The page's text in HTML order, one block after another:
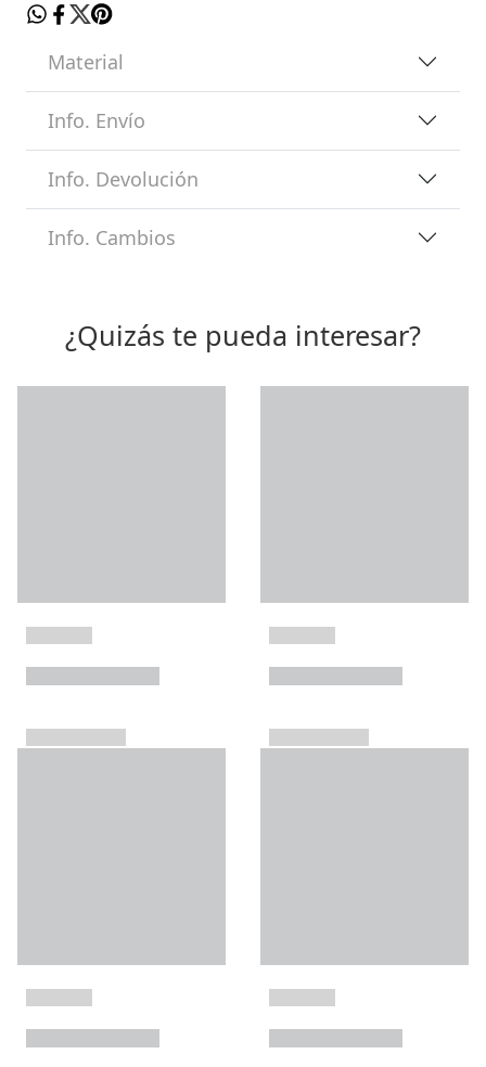
Material
Info. Envío
Info. Devolución
Info. Cambios
¿Quizás te pueda interesar?